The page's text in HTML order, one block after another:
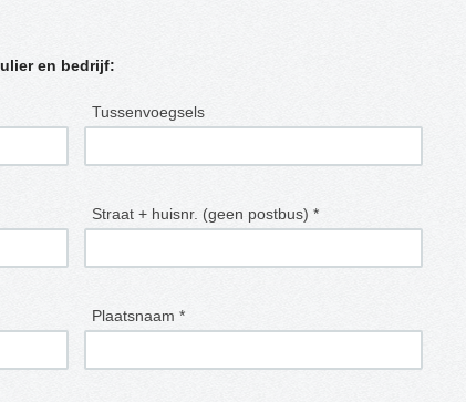
en bedrijf:
Tussenvoegsels
Straat + huisnr. (geen postbus) *
Plaatsnaam *